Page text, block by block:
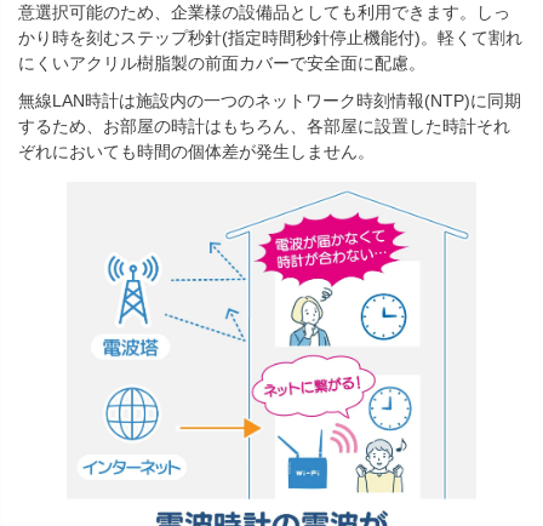
意選択可能のため、企業様の設備品としても利用できます。しっ
かり時を刻むステップ秒針(指定時間秒針停止機能付)。軽くて割れ
にくいアクリル樹脂製の前面カバーで安全面に配慮。
無線LAN時計は施設内の一つのネットワーク時刻情報(NTP)に同期
するため、お部屋の時計はもちろん、各部屋に設置した時計それ
ぞれにおいても時間の個体差が発生しません。